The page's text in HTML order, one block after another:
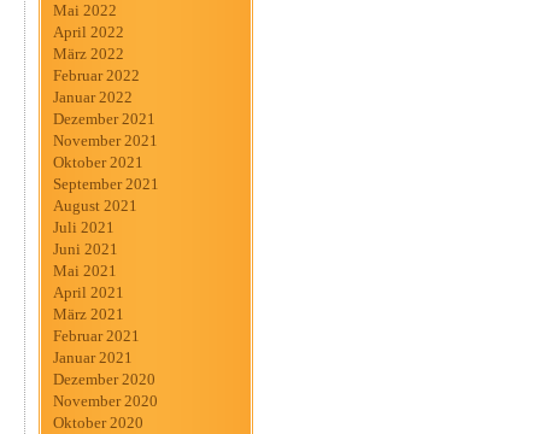
Mai 2022
April 2022
März 2022
Februar 2022
Januar 2022
Dezember 2021
November 2021
Oktober 2021
September 2021
August 2021
Juli 2021
Juni 2021
Mai 2021
April 2021
März 2021
Februar 2021
Januar 2021
Dezember 2020
November 2020
Oktober 2020